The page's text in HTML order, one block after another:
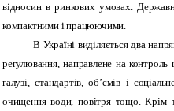
відносин в ринкових умовах.
компактними і працюючими.
В Україні виділяється два
регулювання, направлене на контроль
галузі, стандартів, об’ємів і
очищення води, повітря тощо. Крім